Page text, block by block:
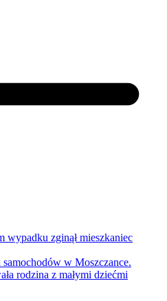
wypadku zginął mieszkaniec
w Moszczance.
rodzina z małymi dziećmi